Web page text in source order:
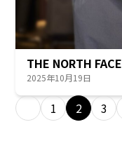
THE NORTH FACE
2025年10月19日
1 2 3